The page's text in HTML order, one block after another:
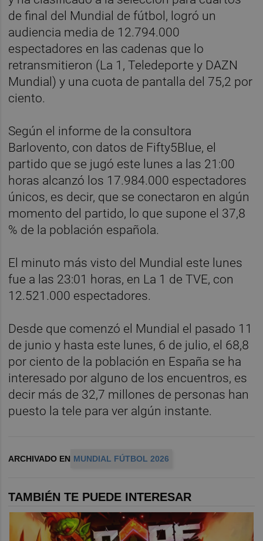
de final del Mundial de fútbol, logró un
audiencia media de 12.794.000
espectadores en las cadenas que lo
retransmitieron (La 1, Teledeporte y DAZN
Mundial) y una cuota de pantalla del 75,2 por
ciento.
Según el informe de la consultora
Barlovento, con datos de Fifty5Blue, el
partido que se jugó este lunes a las 21:00
horas alcanzó los 17.984.000 espectadores
únicos, es decir, que se conectaron en algún
momento del partido, lo que supone el 37,8
% de la población española.
El minuto más visto del Mundial este lunes
fue a las 23:01 horas, en La 1 de TVE, con
12.521.000 espectadores.
Desde que comenzó el Mundial el pasado 11
de junio y hasta este lunes, 6 de julio, el 68,8
por ciento de la población en España se ha
interesado por alguno de los encuentros, es
decir más de 32,7 millones de personas han
puesto la tele para ver algún instante.
ARCHIVADO EN MUNDIAL FÚTBOL 2026
TAMBIÉN TE PUEDE INTERESAR